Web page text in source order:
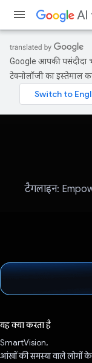
Google आपकी पसंदीदा
टेक्नोलॉजी का इस्तेमाल
टैगलाइन:
यह क्या करता है
SmartVision,
आंखों की समस्या वाले लोगों